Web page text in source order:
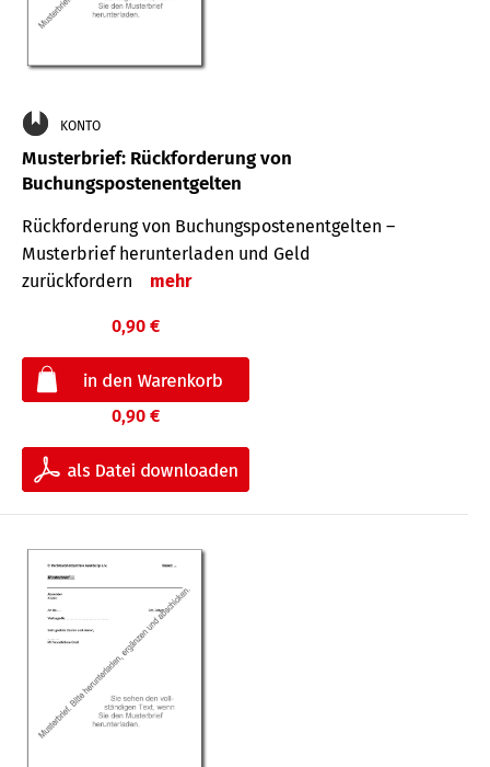
KONTO
Musterbrief: Rückforderung von
Buchungspostenentgelten
Rückforderung von Buchungspostenentgelten –
Musterbrief herunterladen und Geld
zurückfordern
mehr
0,90 €
0,90 €